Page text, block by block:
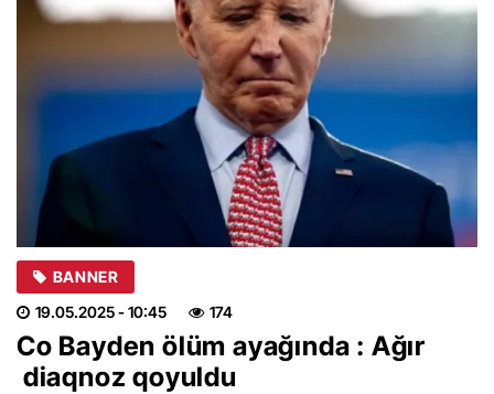
BANNER
19.05.2025- 10:45 174
Co Bayden ölüm ayağında : Ağır
diaqnoz qoyuldu